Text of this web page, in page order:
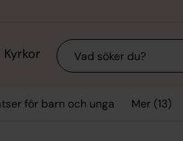
Kyrkor Sök
för barn och unga Mer (13)